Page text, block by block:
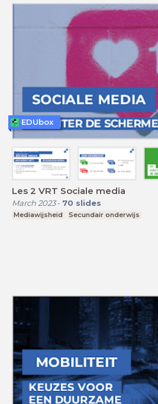
Les 2 VRT Sociale media
March 2023- 70 slides
Mediawijsheid Secundair onderwijs
EDUbox